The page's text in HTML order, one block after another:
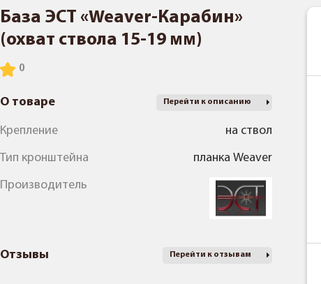
База ЭСТ «Weaver-Карабин»
(охват ствола 15-19 мм)
О товаре Перейти к описанию
Крепление на ствол
Тип кронштейна планка Weaver
Производитель
Отзывы Перейти к отзывам